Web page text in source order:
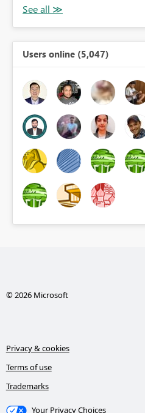
Users online (5,047)
© 2026 Microsoft
Privacy & cookies
Terms of use
Trademarks
Your Privacy Choices